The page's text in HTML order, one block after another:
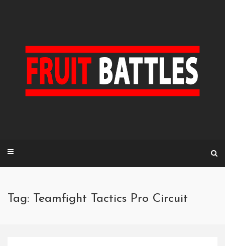
Tag: Teamfight Tactics Pro Circuit